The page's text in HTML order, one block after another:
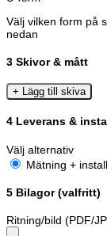
Välj vilken form på
nedan
3 Skivor & mått
+ Lägg till skiva
4 Leverans &
Välj alternativ
Mätning +
5 Bilagor (valfritt)
Ritning/bild (PDF/